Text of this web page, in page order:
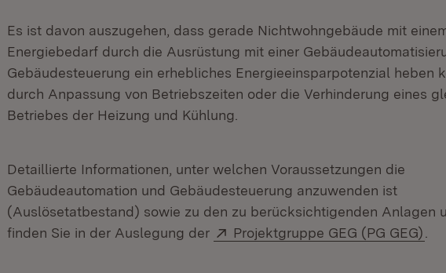
Es ist davon auszugehen, dass gerade Nichtwohngebäude mit
Energiebedarf durch die Ausrüstung mit einer
Gebäudesteuerung ein erhebliches Energieeinsparpotenzial heben
durch Anpassung von Betriebszeiten oder die Verhinderung eines
Betriebes der Heizung und Kühlung.
Detaillierte Informationen, unter welchen Voraussetzungen die
Gebäudeautomation und Gebäudesteuerung anzuwenden ist
(Auslösetatbestand) sowie zu den zu berücksichtigenden Anlagen
finden Sie in der Auslegung der
Extern:
Projektgruppe GEG (PG GEG)